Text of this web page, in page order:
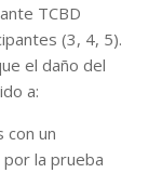
TCBD
(3, 4, 5).
el daño del
a:
con un
la prueba